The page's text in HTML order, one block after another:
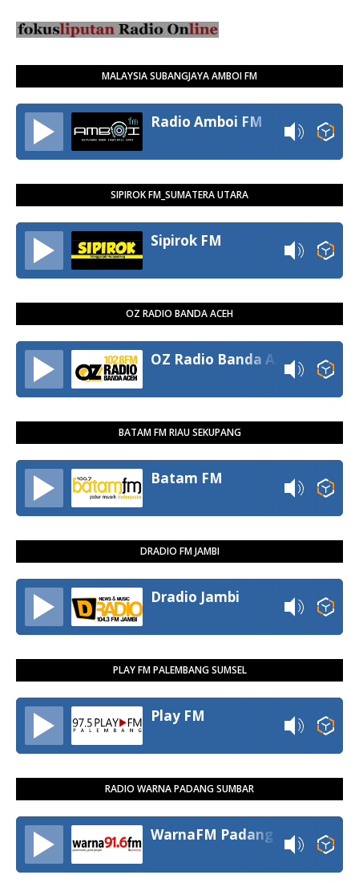
MALAYSIA SUBANGJAYA AMBOI FM
Radio Amboi FM
SIPIROK FM_SUMATERA UTARA
Sipirok FM
OZ RADIO BANDA ACEH
BATAM FM RIAU SEKUPANG
Batam FM
DRADIO FM JAMBI
Dradio Jambi
PLAY FM PALEMBANG SUMSEL
Play FM
RADIO WARNA PADANG SUMBAR
WarnaFM Padang